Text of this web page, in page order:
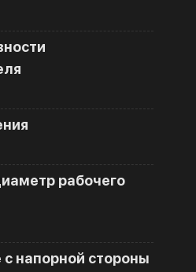
рабочего
напорной стороны